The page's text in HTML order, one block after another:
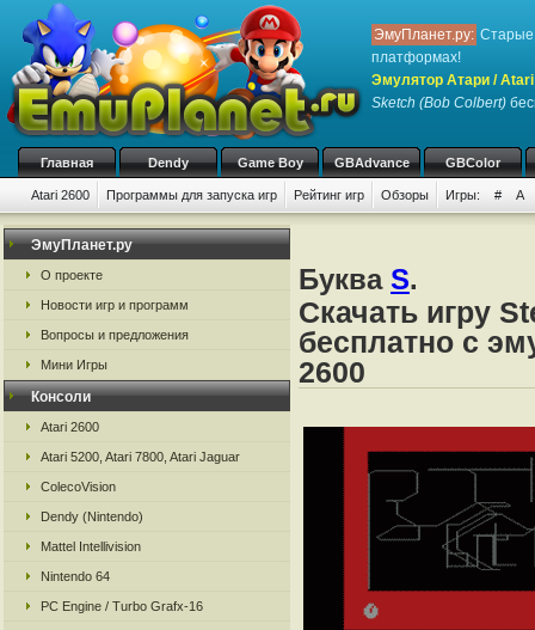
ЭмуПланет.ру: Старые
платформах!
Эмулятор Атари /
Sketch (Bob Colbert)
Главная Dendy Game Boy GBAdvance GBColor
Atari 2600 Программы для запуска игр Рейтинг игр Обзоры Игры: # A
ЭмуПланет.ру
О проекте
Новости игр и программ
Вопросы и предложения
Мини Игры
Консоли
Atari 2600
Atari 5200, Atari 7800, Atari Jaguar
ColecoVision
Dendy (Nintendo)
Mattel Intellivision
Nintendo 64
PC Engine / Turbo Grafx-16
Буква S.
Скачать игру
бесплатно с
2600